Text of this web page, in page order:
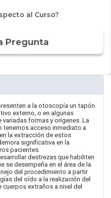
al Curso?
Pregunta
a la otoscopía un tapón
externo, o en algunas
formas y orígenes. La
tenemos acceso inmediato a
la extracción de estos
significativa en la
pacientes.
destrezas que habiliten
se desempeña en el área de la
del procedimiento a partir
del oído a la realización del
extraños a nivel del